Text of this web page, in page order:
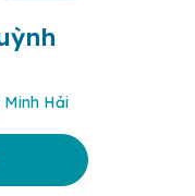
Minh Hải